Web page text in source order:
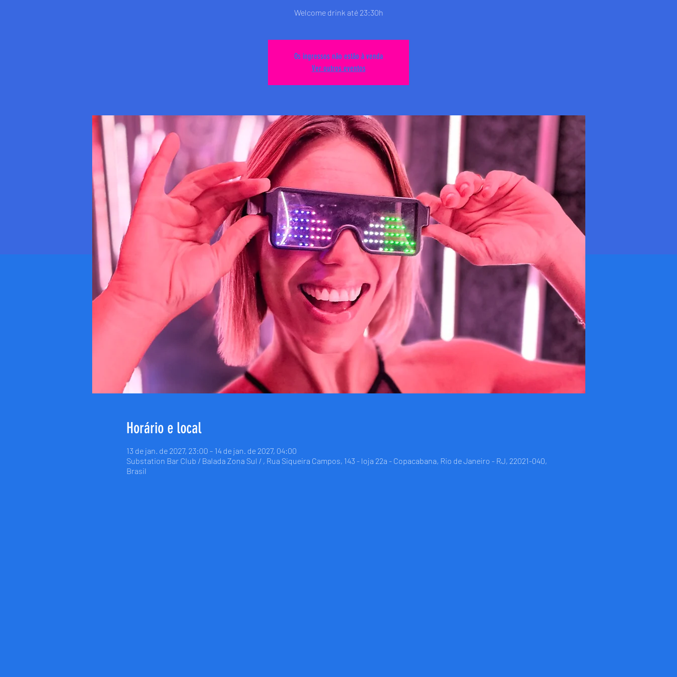
Welcome drink até 23:30h
Os ingressos não estão à venda
Ver outros eventos
Horário e local
13 de jan. de 2027, 23:00 – 14 de jan. de 2027, 04:00
Substation Bar Club / Balada Zona Sul / , Rua Siqueira Campos, 143 - loja 22a - Copacabana, Rio de Janeiro - RJ, 22021-040,
Brasil